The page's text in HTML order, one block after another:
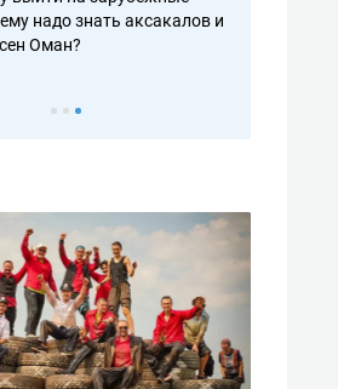
надо знать аксакалов и
Оман?